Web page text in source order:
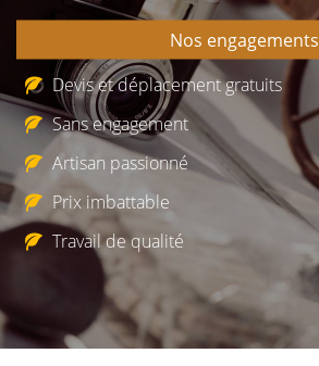
Nos engagements
Devis et déplacement gratuits
Sans engagement
Artisan passionné
Prix imbattable
Travail de qualité